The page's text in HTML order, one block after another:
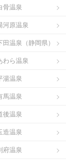
骨温泉
河原温泉
田温泉（静岡県）
わら温泉
湯温泉
馬温泉
後温泉
造温泉
府温泉